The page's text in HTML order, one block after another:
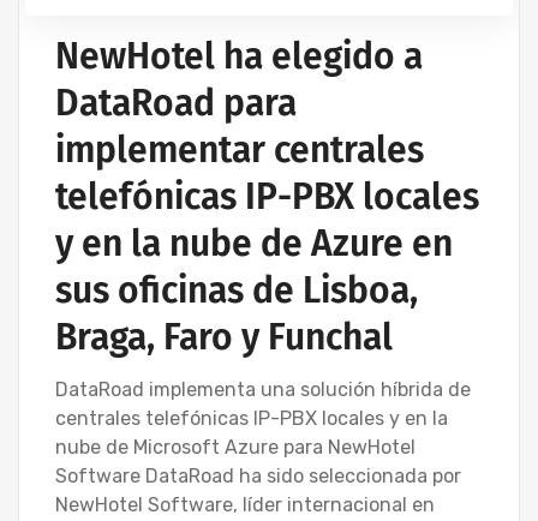
NewHotel ha elegido a
DataRoad para
implementar centrales
telefónicas IP-PBX locales
y en la nube de Azure en
sus oficinas de Lisboa,
Braga, Faro y Funchal
DataRoad implementa una solución híbrida de
centrales telefónicas IP-PBX locales y en la
nube de Microsoft Azure para NewHotel
Software DataRoad ha sido seleccionada por
NewHotel Software, líder internacional en